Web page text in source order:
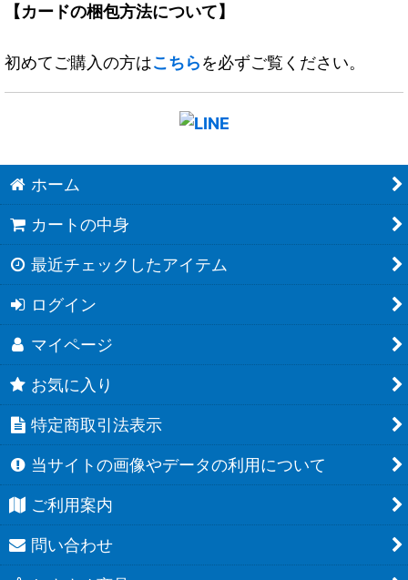
【カードの梱包方法について】
初めてご購入の方はこちらを必ずご覧ください。
ホーム
カートの中身
最近チェックしたアイテム
ログイン
マイページ
お気に入り
特定商取引法表示
当サイトの画像やデータの利用について
ご利用案内
問い合わせ